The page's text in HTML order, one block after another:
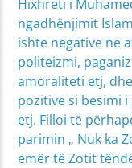
Hixhreti i
ngadhënjimit
ishte negative në
politeizmi,
amoraliteti etj,
pozitive si besimi
etj. Filloi të
parimin „ Nuk ka
emër të Zotit